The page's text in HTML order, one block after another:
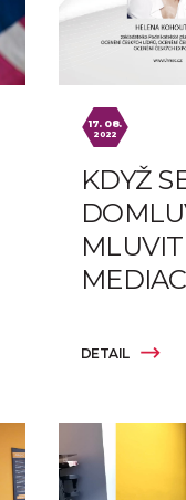
DETAIL
17. 08.
2022
KDYŽ